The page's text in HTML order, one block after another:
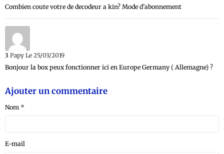
Combien coute votre de decodeur a kin? Mode d'abonnement
3 Papy Le 25/03/2019
Bonjour la box peux fonctionner ici en Europe Germany ( Allemagne) ?
Ajouter un commentaire
Nom
E-mail